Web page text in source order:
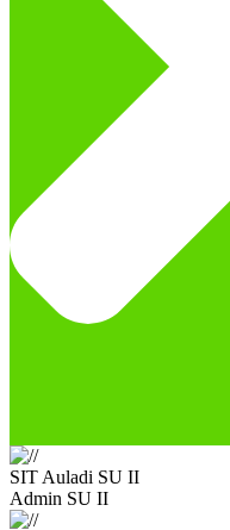
SIT Auladi SU II
Admin SU II